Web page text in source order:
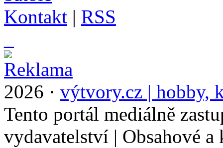
Kontakt | RSS
2026 · výtvory.cz | hobby,
Tento portál mediálně
vydavatelství | Obsahové